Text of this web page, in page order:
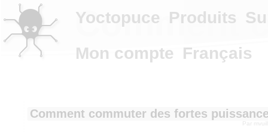
Comment
Comment commuter des fortes
Par
Yoctopuce Produits
Mon compte Français